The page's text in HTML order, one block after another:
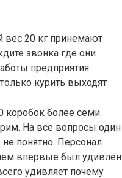
вес 20 кг принемают
звонка где они
предприятия
курить выходят
коробок более семи
На все вопросы один
понятно. Персонал
впервые был удивлён
удивляет почему